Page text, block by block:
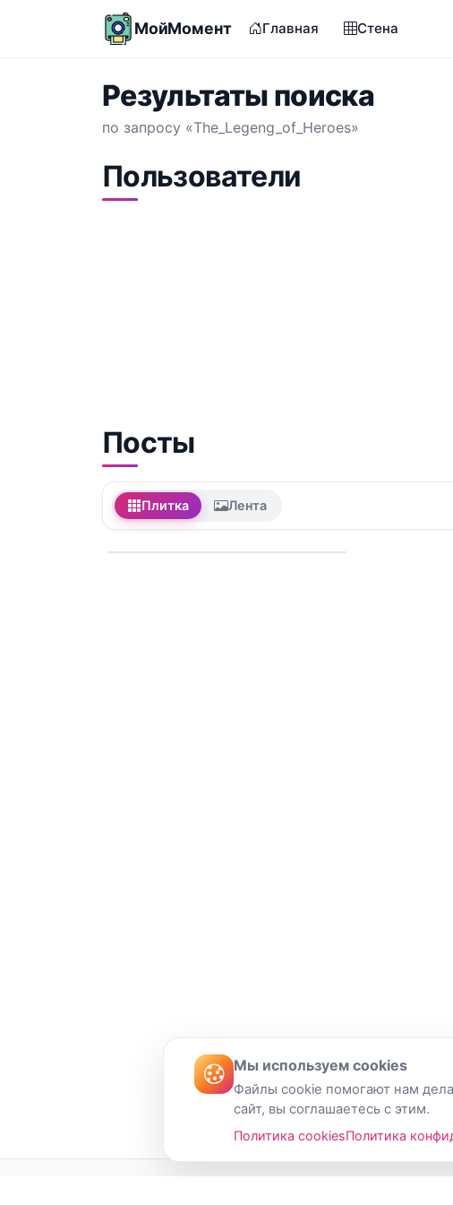
МойМомент Главная Стена
Результаты поиска
по запросу «The_Legeng_of_Heroes»
Пользователи
Посты
Плитка Лента
Мы используем cookies
Файлы cookie помогают нам
сайт, вы соглашаетесь с этим.
Политика cookiesПолитика